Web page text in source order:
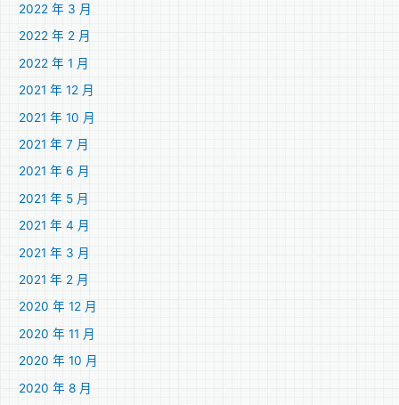
2022 年 3 月
2022 年 2 月
2022 年 1 月
2021 年 12 月
2021 年 10 月
2021 年 7 月
2021 年 6 月
2021 年 5 月
2021 年 4 月
2021 年 3 月
2021 年 2 月
2020 年 12 月
2020 年 11 月
2020 年 10 月
2020 年 8 月